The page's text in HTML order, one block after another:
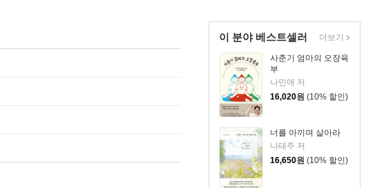
이 분야 베스트셀러
사춘기 엄마의 오장육
부
나민애 저
16,020원 (10% 할인)
너를 아끼며 살아라
나태주 저
16,650원 (10% 할인)
더보기